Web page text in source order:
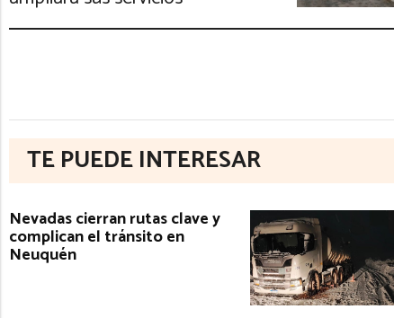
TE PUEDE INTERESAR
Nevadas cierran rutas clave y
complican el tránsito en
Neuquén